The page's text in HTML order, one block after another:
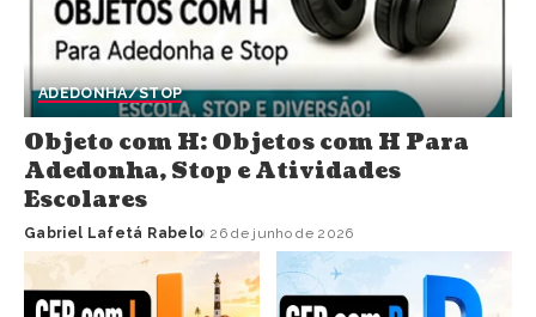
ADEDONHA/STOP
Objeto com H: Objetos com H Para
Adedonha, Stop e Atividades
Escolares
Gabriel Lafetá Rabelo 26 de junho de 2026